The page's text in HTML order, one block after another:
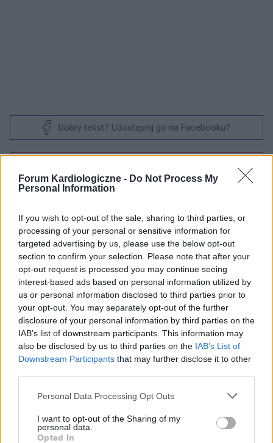
Forum Kardiologiczne - Do Not Process My
Personal Information
If you wish to opt-out of the sale, sharing to third parties, or
processing of your personal or sensitive information for
targeted advertising by us, please use the below opt-out
section to confirm your selection. Please note that after your
opt-out request is processed you may continue seeing
interest-based ads based on personal information utilized by
us or personal information disclosed to third parties prior to
your opt-out. You may separately opt-out of the further
disclosure of your personal information by third parties on the
IAB’s list of downstream participants. This information may
also be disclosed by us to third parties on the IAB’s List of
Downstream Participants that may further disclose it to other
Personal Data Processing Opt Outs
I want to opt-out of the Sharing of my
personal data.
Opted In
Dobry tekst? Udostępnij go na Facebooku?
na
News
Tematy Kardiologia Wstrząs kardiogenny
Zawał serca
Treści i materiały zawarte w tym serwisie mają charakter
edukacyjno-informacyjny. Wydawca i redakcja serwisu nie ponosi
odpowiedzialności za efekty ich zastosowania. Przed
zastosowaniem porad i wskazówek zawartych w serwisie, należy
bezwzględnie skonsultować się z lekarzem.